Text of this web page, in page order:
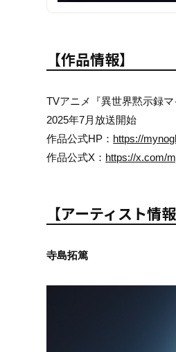
【作品情報】
TVアニメ『異世界黙示録
2025年7月放送開始
作品公式HP： https://
作品公式X： https://x.com/
【アーティスト情報
寺島拓篤